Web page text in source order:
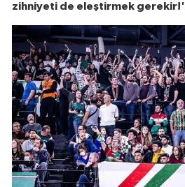
zihniyeti de eleştirmek gerekir!'